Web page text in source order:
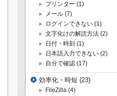
プリンター (1)
メール (7)
ログインできない (1)
文字化けの解読方法 (2)
日付・時刻 (1)
日本語入力できない (2)
自分で確認 (17)
効率化・時短 (23)
FileZilla (4)